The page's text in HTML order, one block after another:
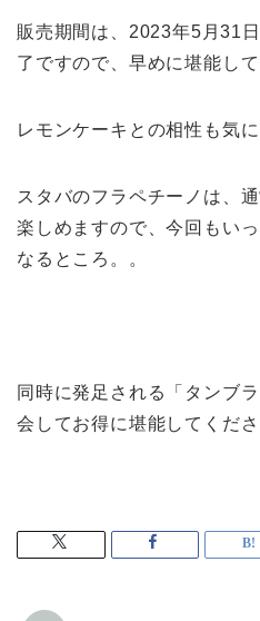
販売期間は、2023年5月31
了ですので、早めに堪能し
レモンケーキとの相性も気
スタバのフラペチーノは、
楽しめますので、今回もい
なるところ。。
同時に発足される「タンブ
会してお得に堪能してくださ